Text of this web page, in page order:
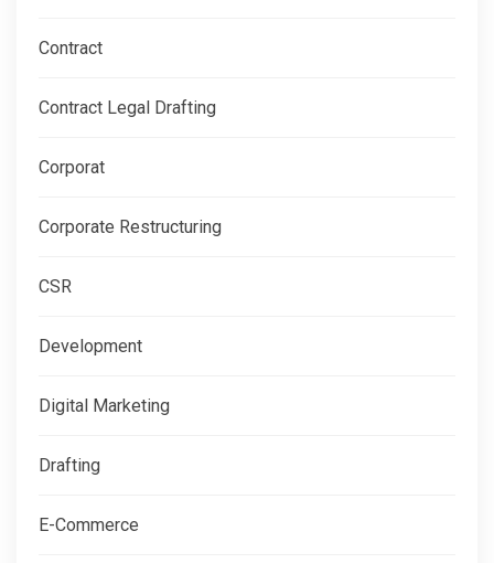
Contract
Contract Legal Drafting
Corporat
Corporate Restructuring
CSR
Development
Digital Marketing
Drafting
E-Commerce